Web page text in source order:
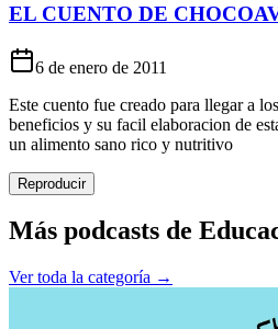
EL CUENTO DE
6 de enero de 2011
Este cuento fue creado para llegar a
beneficios y su facil elaboracion de
un alimento sano rico y nutritivo
Reproducir
Más podcasts de
Ver toda la categoría →